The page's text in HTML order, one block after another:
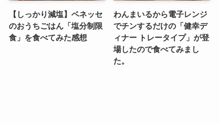
【しっかり減塩】ベネッセ
のおうちごはん「塩分制限
食」を食べてみた感想
わんまいるから電子レンジ
でチンするだけの「健幸デ
ィナー トレータイプ」が登
場したので食べてみまし
た。